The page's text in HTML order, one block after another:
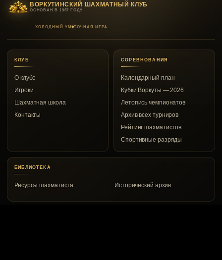
ВОРКУТИНСКИЙ ШАХМАТНЫЙ КЛУБ
ОСНОВАН В 1967 ГОДУ
ХОЛОДНЫЙ УМ ТОЧНАЯ ИГРА
КЛУБ
О клубе
Игроки
Шахматная школа
Контакты
СОРЕВНОВАНИЯ
Календарный план
Кубки Воркуты — 2026
Летопись чемпионатов
Архив всех турниров
Рейтинг шахматистов
Спортивные разряды
БИБЛИОТЕКА
Ресурсы шахматиста Исторический архив